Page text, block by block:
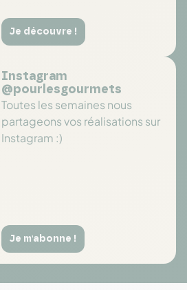
Je découvre !
Instagram
@pourlesgourmets
Toutes les semaines nous
partageons vos réalisations sur
Instagram :)
Je m'abonne !